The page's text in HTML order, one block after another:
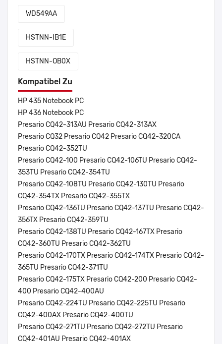
WD549AA
HSTNN-IB1E
HSTNN-OB0X
Kompatibel Zu
HP 435 Notebook PC
HP 436 Notebook PC
Presario CQ42-313AU Presario CQ42-313AX
Presario CQ32 Presario CQ42 Presario CQ42-320CA
Presario CQ42-352TU
Presario CQ42-100 Presario CQ42-106TU Presario CQ42-
353TU Presario CQ42-354TU
Presario CQ42-108TU Presario CQ42-130TU Presario
CQ42-354TX Presario CQ42-355TX
Presario CQ42-136TU Presario CQ42-137TU Presario CQ42-
356TX Presario CQ42-359TU
Presario CQ42-138TU Presario CQ42-167TX Presario
CQ42-360TU Presario CQ42-362TU
Presario CQ42-170TX Presario CQ42-174TX Presario CQ42-
365TU Presario CQ42-371TU
Presario CQ42-175TX Presario CQ42-200 Presario CQ42-
400 Presario CQ42-400AU
Presario CQ42-224TU Presario CQ42-225TU Presario
CQ42-400AX Presario CQ42-400TU
Presario CQ42-271TU Presario CQ42-272TU Presario
CQ42-401AU Presario CQ42-401AX